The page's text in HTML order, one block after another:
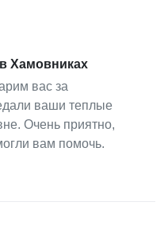
Хамовниках
вас за
ваши теплые
Очень приятно,
вам помочь.